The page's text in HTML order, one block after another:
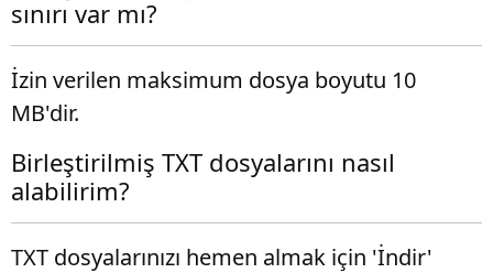
sınırı var mı?
İzin verilen maksimum dosya boyutu 10
MB'dir.
Birleştirilmiş TXT dosyalarını nasıl
alabilirim?
TXT dosyalarınızı hemen almak için 'İndir'